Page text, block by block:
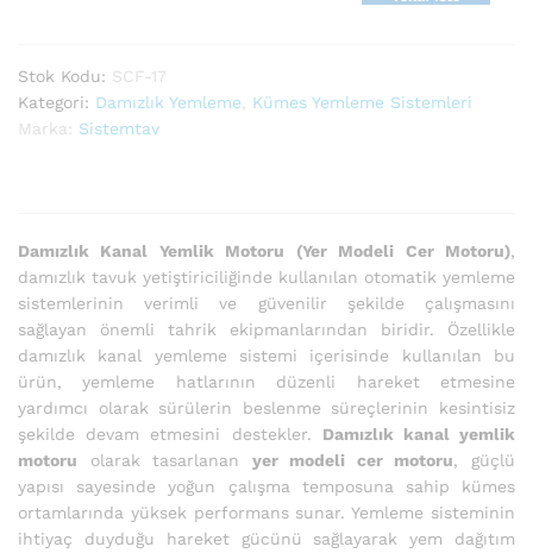
Stok Kodu: SCF-17
Kategori: Damızlık Yemleme
Kümes Yemleme Sistemleri
Marka: Sistemtav
Damızlık Kanal Yemlik Motoru (Yer Modeli Cer Motoru),
damızlık tavuk yetiştiriciliğinde kullanılan otomatik yemleme
sistemlerinin verimli ve güvenilir şekilde çalışmasını
sağlayan önemli tahrik ekipmanlarından biridir. Özellikle
damızlık kanal yemleme sistemi içerisinde kullanılan bu
ürün, yemleme hatlarının düzenli hareket etmesine
yardımcı olarak sürülerin beslenme süreçlerinin kesintisiz
şekilde devam etmesini destekler. Damızlık kanal yemlik
motoru olarak tasarlanan yer modeli cer motoru, güçlü
yapısı sayesinde yoğun çalışma temposuna sahip kümes
ortamlarında yüksek performans sunar. Yemleme sisteminin
ihtiyaç duyduğu hareket gücünü sağlayarak yem dağıtım